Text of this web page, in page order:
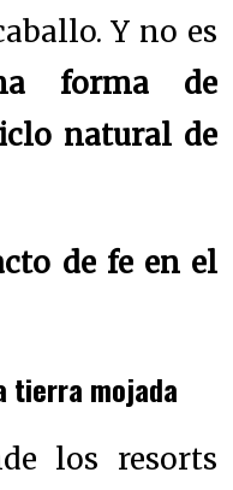
Y no es
forma de
natural de
de fe en el
tierra mojada
los resorts